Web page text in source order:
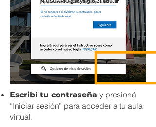
Escribí tu contraseña y presioná
“Iniciar sesión” para acceder a tu aula
virtual.